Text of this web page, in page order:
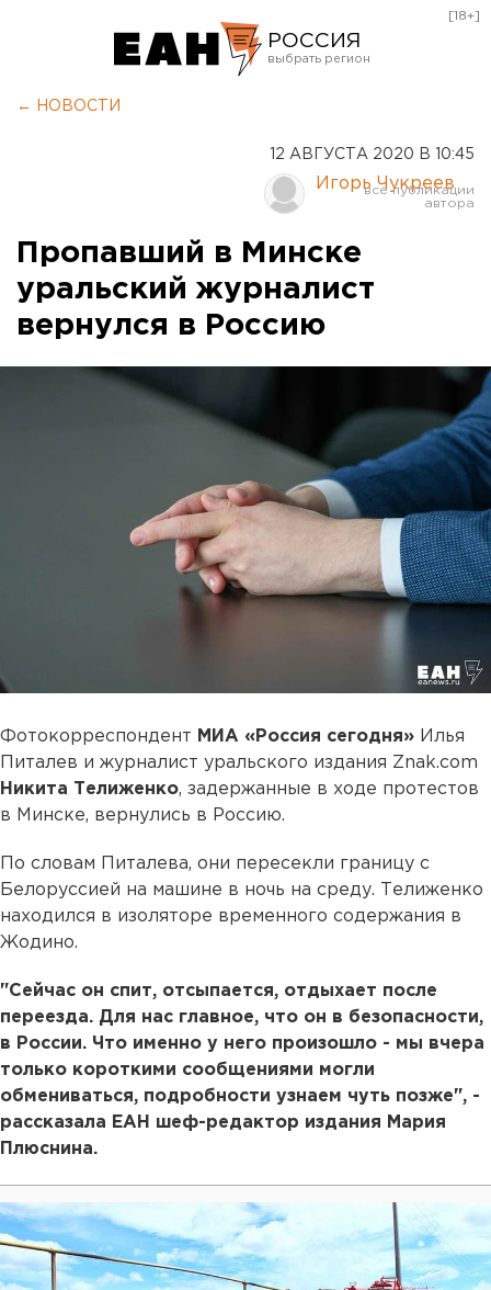
РОССИЯ
Курган
Оренбург
[18+]
← НОВОСТИ
12 АВГУСТА 2020 В 10:45
Игорь Чукреев
Пропавший в Минске
уральский журналист
вернулся в Россию
Фотокорреспондент МИА «Россия сегодня» Илья
Питалев и журналист уральского издания Znak.com
Никита Телиженко, задержанные в ходе протестов
в Минске, вернулись в Россию.
По словам Питалева, они пересекли границу с
Белоруссией на машине в ночь на среду. Телиженко
находился в изоляторе временного содержания в
Жодино.
"Сейчас он спит, отсыпается, отдыхает после
переезда. Для нас главное, что он в безопасности,
в России. Что именно у него произошло - мы вчера
только короткими сообщениями могли
обмениваться, подробности узнаем чуть позже", -
рассказала ЕАН шеф-редактор издания Мария
Плюснина.